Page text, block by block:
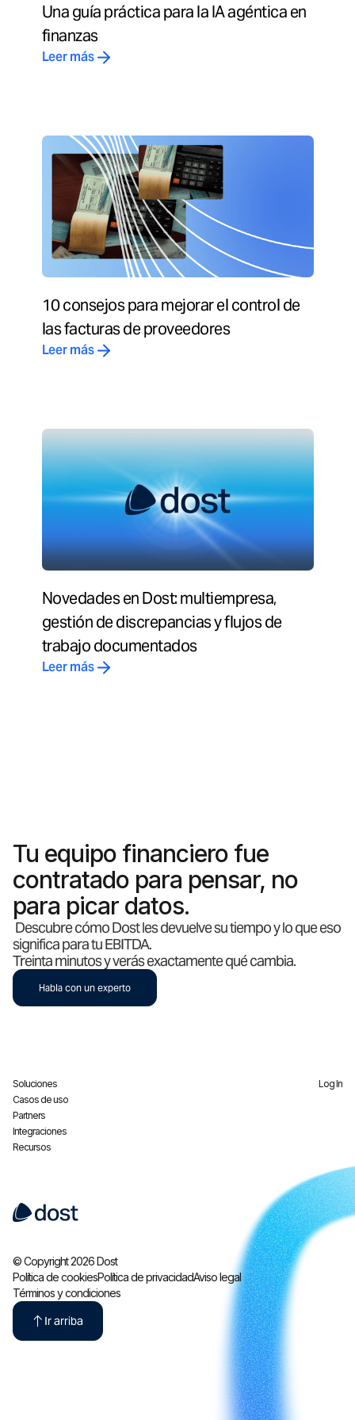
Una guía práctica para la IA agéntica en
finanzas
Leer más
10 consejos para mejorar el control de
las facturas de proveedores
Leer más
Novedades en Dost: multiempresa,
gestión de discrepancias y flujos de
trabajo documentados
Leer más
Tu equipo financiero fue
contratado para pensar, no
para picar datos.
Descubre cómo Dost les devuelve su tiempo y lo que eso
significa para tu EBITDA.
Treinta minutos y verás exactamente qué cambia.
Habla con un experto
Soluciones
Casos de uso
Partners
Integraciones
Recursos
Log In
© Copyright 2026 Dost
Política de cookiesPolítica de privacidadAviso legal
Términos y condiciones
Ir arriba